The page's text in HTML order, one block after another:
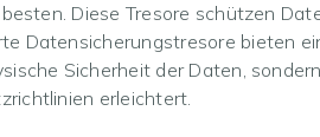
Diese Tresore schützen
Datensicherungstresore bieten
Sicherheit der Daten,
erleichtert.